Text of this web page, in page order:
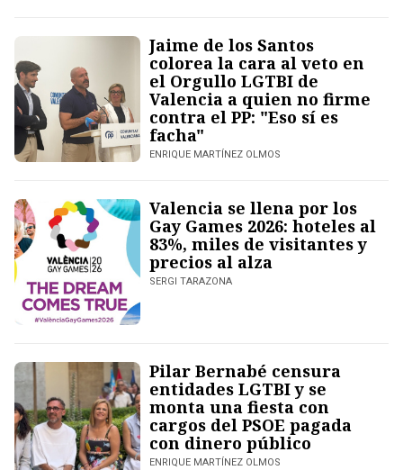
Jaime de los Santos
colorea la cara al veto en
el Orgullo LGTBI de
Valencia a quien no firme
contra el PP: "Eso sí es
facha"
ENRIQUE MARTÍNEZ OLMOS
Valencia se llena por los
Gay Games 2026: hoteles al
83%, miles de visitantes y
precios al alza
SERGI TARAZONA
Pilar Bernabé censura
entidades LGTBI y se
monta una fiesta con
cargos del PSOE pagada
con dinero público
ENRIQUE MARTÍNEZ OLMOS